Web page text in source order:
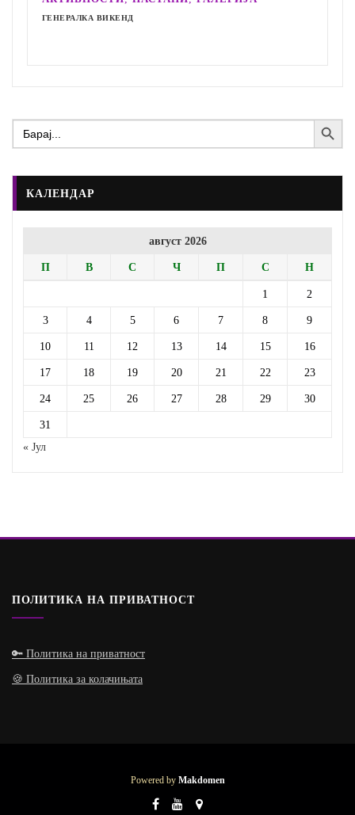
ГЕНЕРАЛКА ВИКЕНД
Search
for:
Search Button
КАЛЕНДАР
август 2026
П В С Ч П С Н
1 2
3 4 5 6 7 8 9
10 11 12 13 14 15 16
17 18 19 20 21 22 23
24 25 26 27 28 29 30
31
« Јул
ПОЛИТИКА НА ПРИВАТНОСТ
🔑 Политика на приватност
🍪 Политика за колачињата
Powered by Makdomen